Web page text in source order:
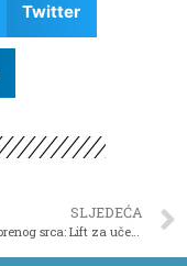
Twitter
SLJEDEĆA
Škola otvorenog srca: Lift za učenika sa cerebralnom paralizom